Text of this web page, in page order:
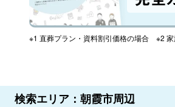
※1 直葬プラン・資料割引価格の場合 ※2 家
検索エリア：朝霞市周辺